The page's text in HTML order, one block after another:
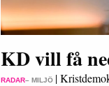
KD vill få
RADAR– MILJÖ |